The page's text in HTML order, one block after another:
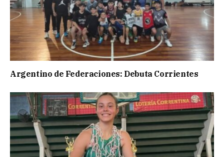
Argentino de Federaciones: Debuta Corrientes